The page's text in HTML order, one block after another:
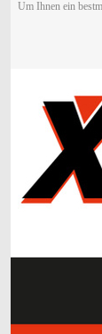
Um Ihnen ein